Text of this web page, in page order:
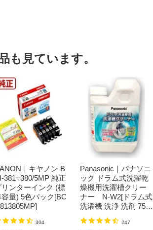
も見ています。
｜キヤノン B
381+380/5MP 純正
リンターインク (標
容量) 5色パック[BC
304
Panasonic｜パナソニ
ック ドラム式洗濯乾
燥機用洗濯槽クリー
ナー N-W2[ドラム式
洗濯機 洗浄 洗剤 750
ml NW2]【rb_pcp】
247